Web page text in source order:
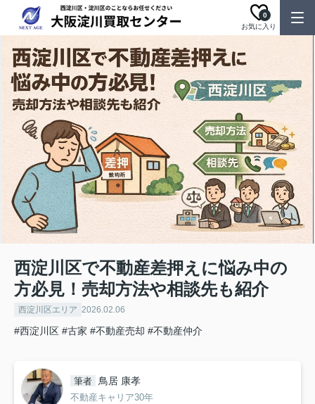
お気に入り
0
西淀川区で不動産差押えに悩み中の
方必見！売却方法や相談先も紹介
西淀川区エリア 2026.02.06
#西淀川区 #古家 #不動産売却 #不動産仲介
筆者 鳥居 康孝
不動産キャリア30年